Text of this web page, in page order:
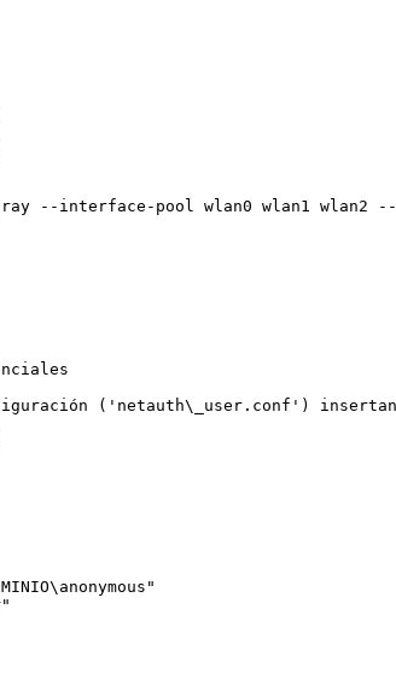
--interface-pool wlan0 wlan1
('netauth\_user.conf')